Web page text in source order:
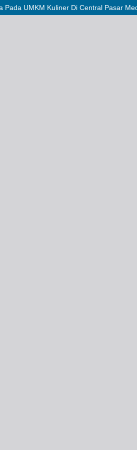
Pada UMKM Kuliner Di Central Pasar